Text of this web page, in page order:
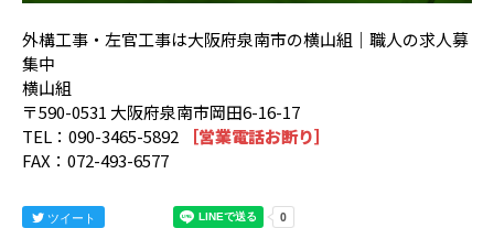
外構工事・左官工事は大阪府泉南市の横山組｜職人の求人募
集中
横山組
〒590-0531 大阪府泉南市岡田6-16-17
TEL：090-3465-5892
［営業電話お断り］
FAX：072-493-6577
ツイート